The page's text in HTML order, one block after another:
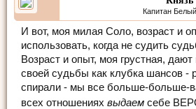
Капитан
И вот, моя милая Соло, возраст и
использовать, когда не судить
Возраст и опыт, моя грустная,
своей судьбы как клубка шансов -
спирали - мы все больше-больше-
всех отношениях выдаем себе